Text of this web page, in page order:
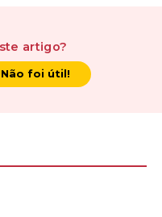
artigo?
Não foi útil!